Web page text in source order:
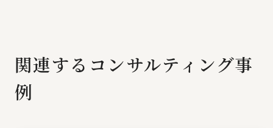
関連するコンサルティング事
例